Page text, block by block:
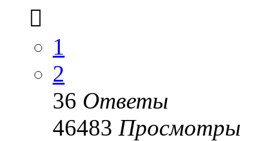
1
2
36 Ответы
46483 Просмотры